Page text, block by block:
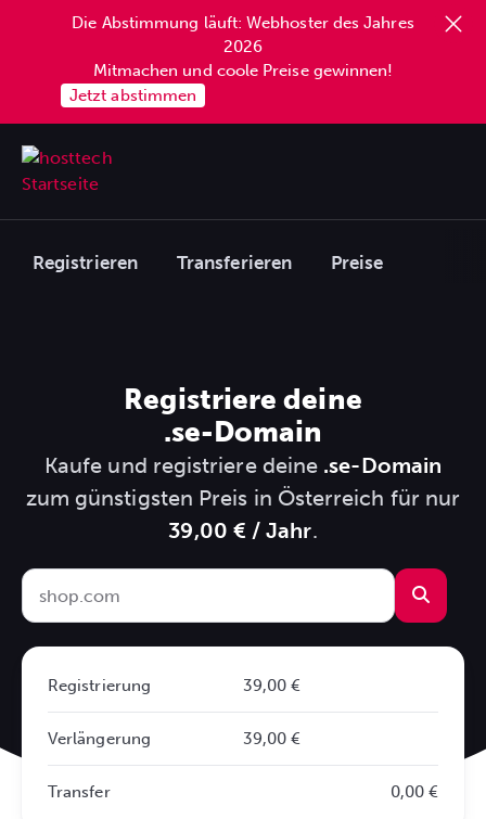
Die Abstimmung läuft: Webhoster des Jahres
2026
Mitmachen und coole Preise gewinnen!
Jetzt abstimmen
Registrieren Transferieren Preise
Registriere deine
.se-Domain
Kaufe und registriere deine .se-Domain
zum günstigsten Preis in Österreich für nur
39,00 € / Jahr.
Registrierung 39,00 €
Verlängerung 39,00 €
Transfer 0,00 €